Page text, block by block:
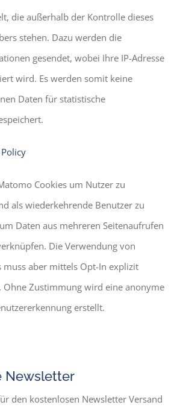
die außerhalb der Kontrolle dieses
stehen. Dazu werden die
gesendet, wobei Ihre IP-Adresse
wird. Es werden somit keine
Daten für statistische
Cookies um Nutzer zu
als wiederkehrende Benutzer zu
Daten aus mehreren Seitenaufrufen
Die Verwendung von
muss aber mittels Opt-In explizit
Zustimmung wird eine anonyme
erstellt.
Newsletter
den kostenlosen Newsletter Versand